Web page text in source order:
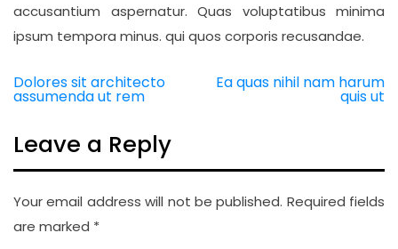
accusantium aspernatur. Quas voluptatibus minima
ipsum tempora minus. qui quos corporis recusandae.
Post
navigation
Dolores sit architecto
assumenda ut rem
Ea quas nihil nam harum
quis ut
Leave a Reply
Your email address will not be published. Required fields
are marked *